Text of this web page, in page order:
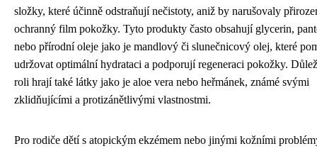
složky, které účinně odstraňují nečistoty, aniž by narušovaly
ochranný film pokožky. Tyto produkty často obsahují glycerin,
nebo přírodní oleje jako je mandlový či slunečnicový olej, které
udržovat optimální hydrataci a podporují regeneraci pokožky.
roli hrají také látky jako je aloe vera nebo heřmánek, známé svými
zklidňujícími a protizánětlivými vlastnostmi.
Pro rodiče dětí s atopickým ekzémem nebo jinými kožními